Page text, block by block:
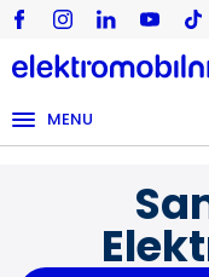
MENU